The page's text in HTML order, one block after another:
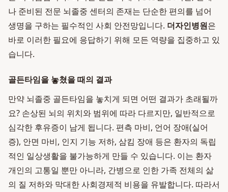
나 준비된 전문 뇌졸중 센터의 존재는 단순한 편의를 넘어
생명을 구하는 필수적인 사회 안전망입니다. 더자인병원은
바로 이러한 필요에 응답하기 위해 모든 역량을 집중하고 있
습니다.
골든타임을 놓쳤을 때의 결과
만약 뇌졸중 골든타임을 놓치게 되면 어떤 결과가 초래될까
요? 손상된 뇌의 위치와 범위에 따라 다르지만, 일반적으로
심각한 후유증이 남게 됩니다. 편측 마비, 언어 장애(실어
증), 안면 마비, 인지 기능 저하, 삼킴 장애 등은 환자의 독립
적인 일상생활을 불가능하게 만들 수 있습니다. 이는 환자
개인의 고통일 뿐만 아니라, 간병으로 인한 가족 전체의 삶
의 질 저하와 막대한 사회경제적 비용을 유발합니다. 따라서